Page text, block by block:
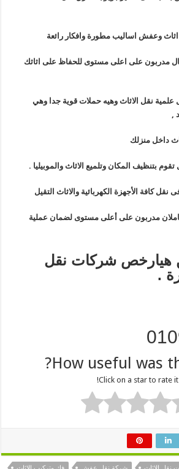
وعفش اساليب مطورة وافكار رائعة
مدربون على اعلى مستوى للحفاظ على اثاثك
علمية نقل الاثاث وهيه حملات قوية جدا وهي
,
داخل منزلك
بتنظيف المكان وتلميع الاثاث والموبيليا .
كافة الأجهزة الكهربائية والاثاث التقيل
مدربون على أعلى مستوى لضمان عملية
هيارخص شركات نقل
.
How useful was
Click on a star to rate it!